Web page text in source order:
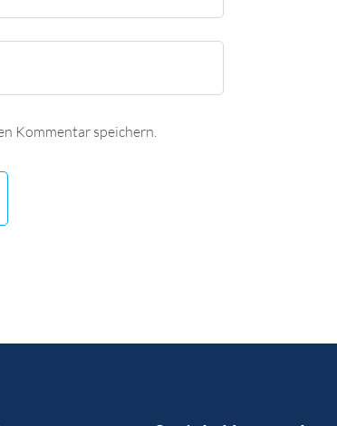
Kommentar speichern.